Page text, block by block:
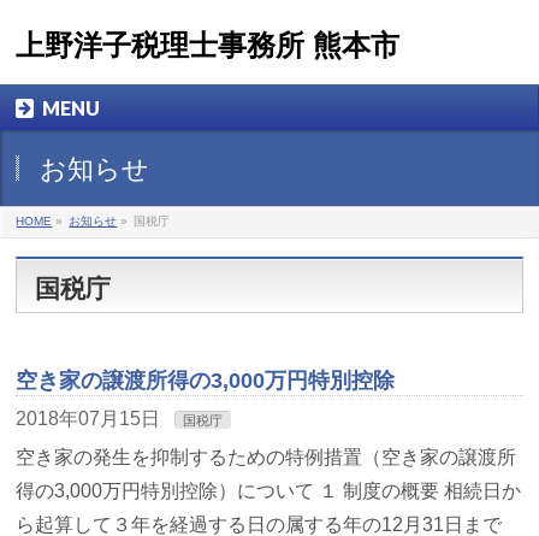
上野洋子税理士事務所 熊本市
MENU
お知らせ
HOME » お知らせ » 国税庁
国税庁
空き家の譲渡所得の3,000万円特別控除
2018年07月15日 国税庁
空き家の発生を抑制するための特例措置（空き家の譲渡所
得の3,000万円特別控除）について １ 制度の概要 相続日か
ら起算して３年を経過する日の属する年の12月31日まで